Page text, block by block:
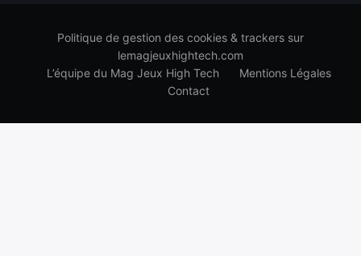
Politique de gestion des cookies & trackers sur
lemagjeuxhightech.com
L’équipe du Mag Jeux High Tech
Mentions Légales
Contact